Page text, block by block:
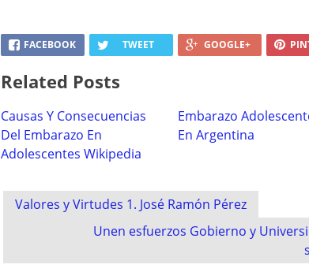
FACEBOOK TWEET GOOGLE+
Related Posts
Causas Y Consecuencias
Del Embarazo En
Adolescentes Wikipedia
Embarazo
En Argentina
Post
navigation
Valores y Virtudes 1. José Ramón Pérez
Unen esfuerzos Gobierno y